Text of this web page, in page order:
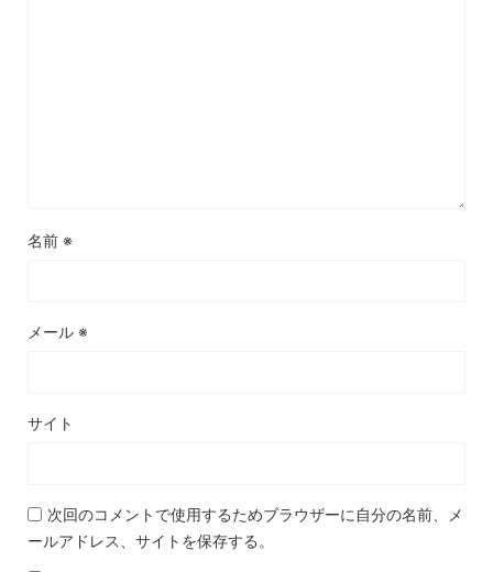
名前 ※
メール ※
サイト
次回のコメントで使用するためブラウザーに自分の名前、メ
ールアドレス、サイトを保存する。